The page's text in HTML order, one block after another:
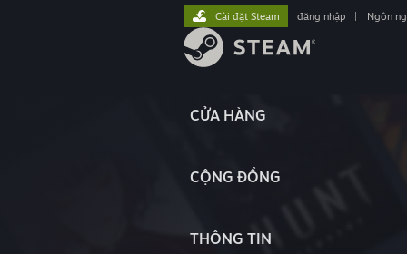
CỬA HÀNG
CỘNG ĐỒNG
THÔNG TIN
Cài đặt Steam đăng nhập Ngôn